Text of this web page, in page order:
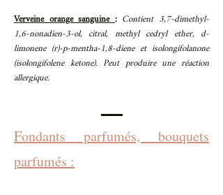
Verveine orange sanguine: Contient 3,7-dimethyl-
1,6-nonadien-3-ol, citral, methyl cedryl ether, d-
limonene (r)-p-mentha-1,8-diene et isolongifolanone
(isolongifolene ketone). Peut produire une réaction
allergique.
Fondants parfumés, bouquets
parfumés :